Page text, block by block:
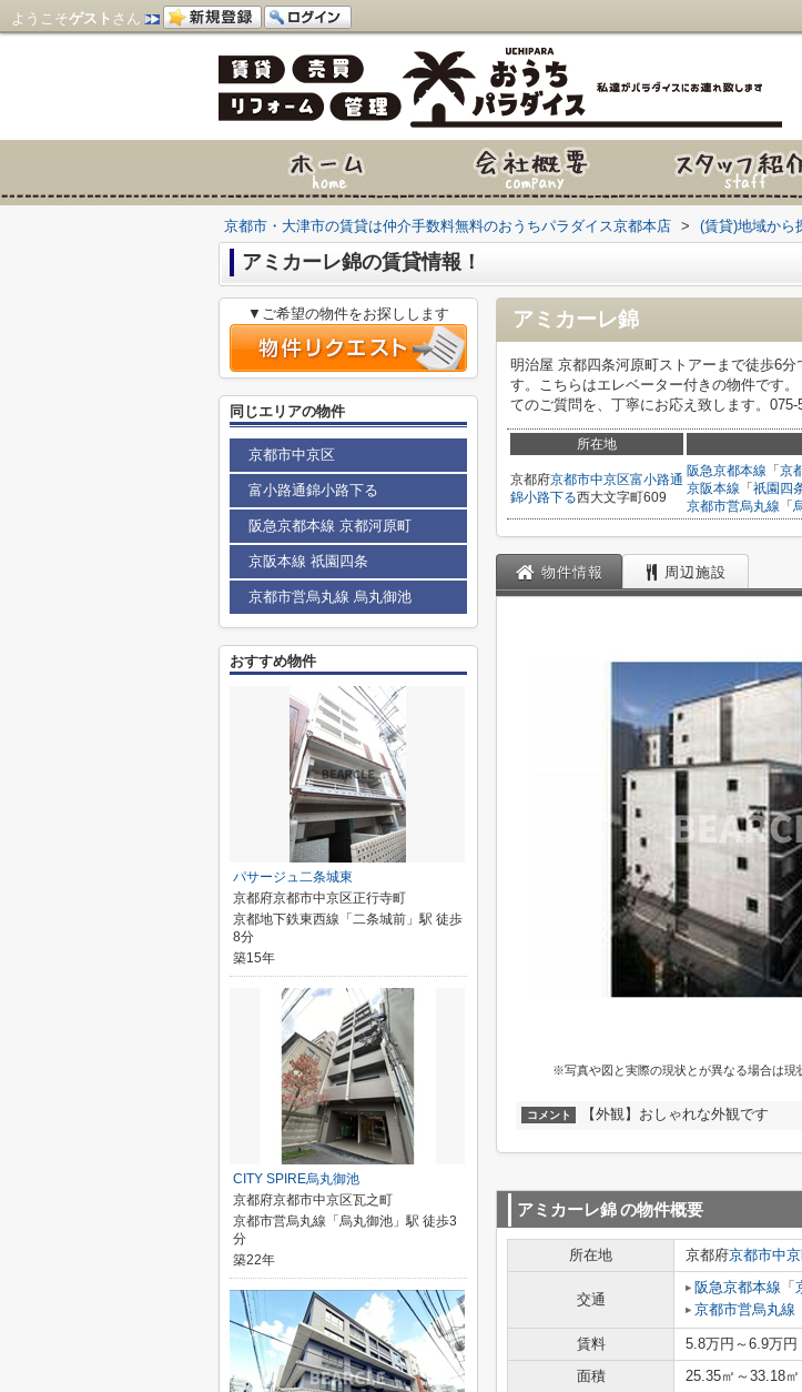
ようこそゲスト さん
京都市・大津市の賃貸は仲介手数料無料のおうちパラダイス京都本店 > (賃貸)地域から
アミカーレ錦の賃貸情報！
アミカーレ錦
明治屋 京都四条河原町ストアーまで徒歩6
す。こちらはエレベーター付きの物件です
てのご質問を、丁寧にお応え致します。
所在地
京都府京都市中京区富小路通
錦小路下る西大文字町609
阪急京都本線 「 京
京阪本線 「 祇園四
京都市営烏丸線 「
物件情報 周辺施設
※写真や図と実際の現状とが異なる場合は現
コメント 【外観】おしゃれな外観です
アミカーレ錦の物件概要
所在地 京都府京都市中
交通
阪急京都本線 「
京都市営烏丸線
賃料 5.8万円～6.9万円
面積
25.35㎡～33.18㎡
▼ご希望の物件をお探しします
同じエリアの物件
京都市中京区
富小路通錦小路下る
阪急京都本線 京都河原町
京阪本線 祇園四条
京都市営烏丸線 烏丸御池
おすすめ物件
パサージュ二条城東
京都府京都市中京区正行寺町
京都地下鉄東西線「二条城前」駅 徒歩
8分
築15年
CITY SPIRE烏丸御池
京都府京都市中京区瓦之町
京都市営烏丸線「烏丸御池」駅 徒歩3
分
築22年